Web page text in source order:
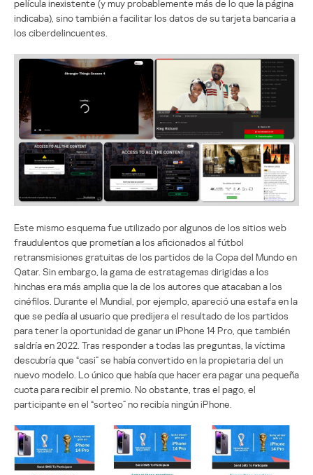
película inexistente (y muy probablemente más de lo que la página
indicaba), sino también a facilitar los datos de su tarjeta bancaria a
los ciberdelincuentes.
Este mismo esquema fue utilizado por algunos de los sitios web
fraudulentos que prometían a los aficionados al fútbol
retransmisiones gratuitas de los partidos de la Copa del Mundo en
Qatar. Sin embargo, la gama de estratagemas dirigidas a los
hinchas era más amplia que la de los autores que atacaban a los
cinéfilos. Durante el Mundial, por ejemplo, apareció una estafa en la
que se pedía al usuario que predijera el resultado de los partidos
para tener la oportunidad de ganar un iPhone 14 Pro, que también
saldría en 2022. Tras responder a todas las preguntas, la víctima
descubría que “casi” se había convertido en la propietaria del un
nuevo modelo. Lo único que había que hacer era pagar una pequeña
cuota para recibir el premio. No obstante, tras el pago, el
participante en el “sorteo” no recibía ningún iPhone.